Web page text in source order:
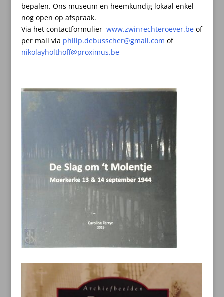
bepalen. Ons museum en heemkundig lokaal enkel
nog open op afspraak.
Via het contactformulier www.zwinrechteroever.be of
per mail via philip.debusscher@gmail.com of
nikolayholthoff@proximus.be